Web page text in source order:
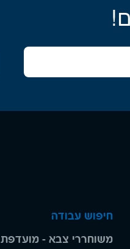
חיפוש עבודה
משוחררי צבא - מועדפת